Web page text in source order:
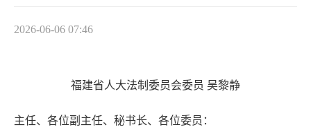
2026-06-06 07:46
福建省人大法制委员会委员 吴黎静
主任、各位副主任、秘书长、各位委员：